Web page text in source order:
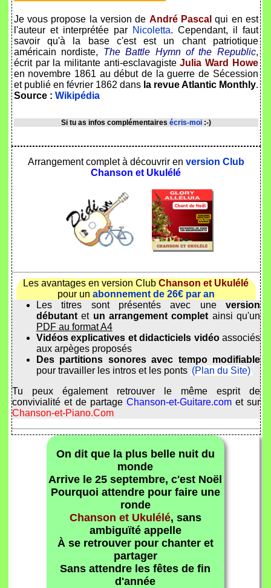
Je vous propose la version de André Pascal qui en est
l'auteur et interprétée par Nicoletta. Cependant, il faut
savoir qu'à la base c'est est un chant patriotique
américain nordiste, The Battle Hymn of the Republic,
écrit par la militante anti-esclavagisteJulia Ward Howe
en novembre 1861 au début de la guerre de Sécession
et publié en février 1862 dans la revue Atlantic Monthly.
Source : Wikipédia
Si tu as infos complémentaires écris-moi:-)
Arrangement complet à découvrir en version Club
Chanson et Ukulélé
Les avantages en version ClubChanson et Ukulélé
pour un abonnement de 26€ par an
Les titres sont présentés avec uneversion
débutantet un arrangement complet ainsi qu'un
PDF au format A4
Vidéos explicatives et didacticiels vidéoassociés
aux arpèges proposés
Des partitions sonores avec tempo modifiable
pour travailler les intros et les ponts (Plan du Site)
Tu peux également retrouver le même esprit de
convivialité et de partageChanson-et-Guitare.com et sur
Chanson-et-Piano.Com
On dit que la plus belle nuit du
monde
Arrive le 25 septembre, c'est Noël
Pourquoi attendre pour faire une
ronde
Chanson et Ukulélé, sans
ambiguïté appelle
À se retrouver pour chanter et
partager
Sans attendre les fêtes de fin
d'année